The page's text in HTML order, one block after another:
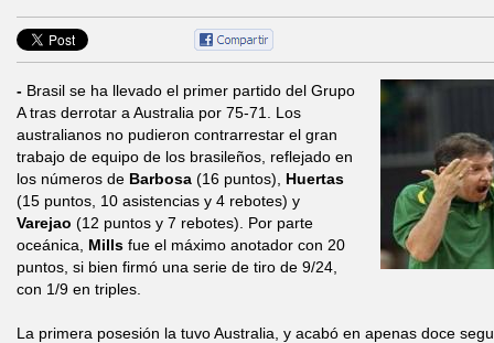
- Brasil se ha llevado el primer partido del Grupo
A tras derrotar a Australia por 75-71. Los
australianos no pudieron contrarrestar el gran
trabajo de equipo de los brasileños, reflejado en
los números de Barbosa (16 puntos), Huertas
(15 puntos, 10 asistencias y 4 rebotes) y
Varejao (12 puntos y 7 rebotes). Por parte
oceánica, Mills fue el máximo anotador con 20
puntos, si bien firmó una serie de tiro de 9/24,
con 1/9 en triples.
La primera posesión la tuvo Australia, y acabó en apenas doce